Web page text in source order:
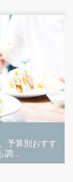
予算別おすす
...